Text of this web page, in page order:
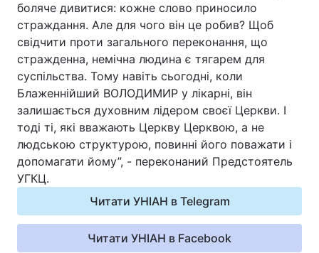
Моніторинг Пресцентр
боляче дивитися: кожне слово приносило
страждання. Але для чого він це робив? Щоб
свідчити проти загального переконання, що
стражденна, немічна людина є тягарем для
суспільства. Тому навіть сьогодні, коли
Блаженнійший ВОЛОДИМИР у лікарні, він
залишається духовним лідером своєї Церкви. І
тоді ті, які вважають Церкву Церквою, а не
людською структурою, повинні його поважати і
допомагати йому”, - переконаний Предстоятель
УГКЦ.
Читати УНІАН в Telegram
Читати УНІАН в Facebook